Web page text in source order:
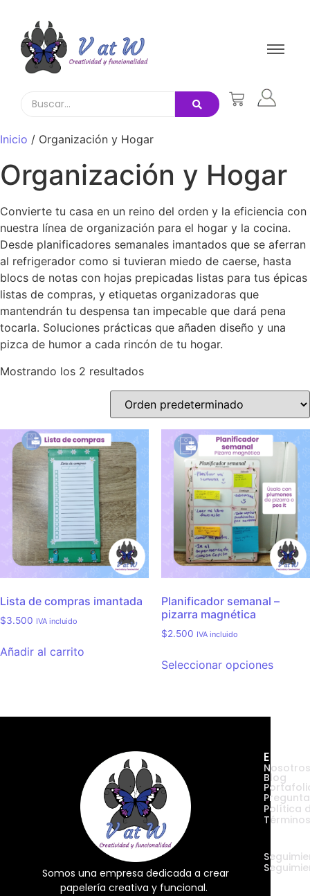
Inicio / Organización y Hogar
Organización y Hogar
Convierte tu casa en un reino del orden y la eficiencia con
nuestra línea de organización para el hogar y la cocina.
Desde planificadores semanales imantados que se aferran
al refrigerador como si tuvieran miedo de caerse, hasta
blocs de notas con hojas prepicadas listas para tus épicas
listas de compras, y etiquetas organizadoras que
mantendrán tu despensa tan impecable que dará pena
tocarla. Soluciones prácticas que añaden diseño y una
pizca de humor a cada rincón de tu hogar.
Mostrando los 2 resultados
Lista de compras imantada
$3.500 IVA incluido
Añadir al carrito
Planificador semanal –
pizarra magnética
$2.500 IVA incluido
Seleccionar opciones
Somos una empresa dedicada a crear
papelería creativa y funcional.
Nosotros
Blog
Política